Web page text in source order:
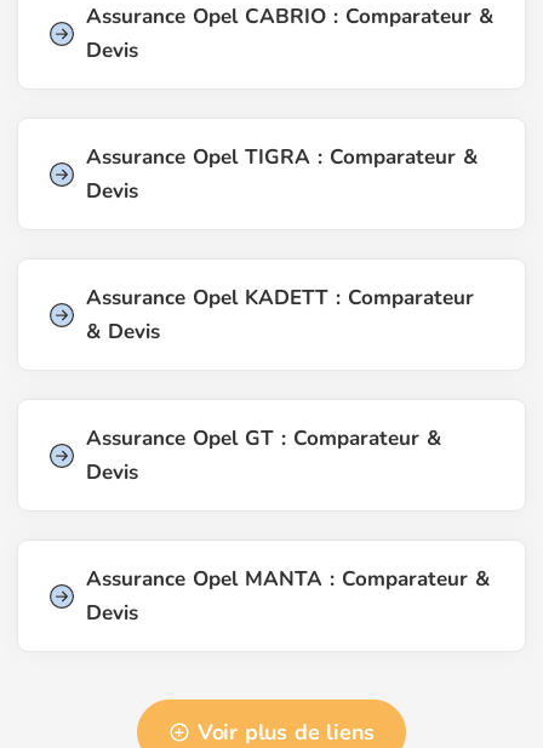
Assurance Opel CABRIO : Comparateur &
Devis
Assurance Opel TIGRA : Comparateur &
Devis
Assurance Opel KADETT : Comparateur
& Devis
Assurance Opel GT : Comparateur &
Devis
Assurance Opel MANTA : Comparateur &
Devis
Voir plus de liens